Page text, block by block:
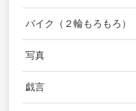
バイク（２輪もろもろ）
写真
戯言